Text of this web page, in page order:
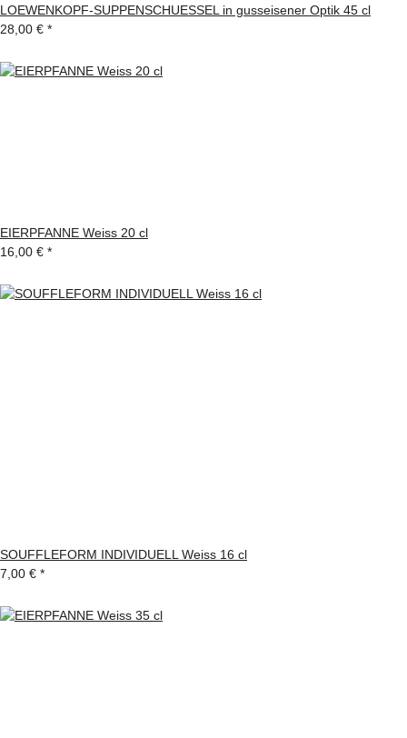
LOEWENKOPF-SUPPENSCHUESSEL in gusseisener Optik 45 cl
28,00 € *
EIERPFANNE Weiss 20 cl
16,00 € *
SOUFFLEFORM INDIVIDUELL Weiss 16 cl
7,00 € *